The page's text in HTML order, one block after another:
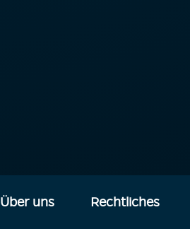
Über uns Rechtliches